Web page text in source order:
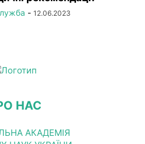
- 12.06.2023
НАС
АКАДЕМІЯ